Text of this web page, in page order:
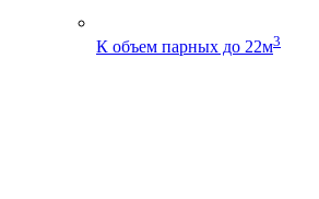
К объем парных до 22м3